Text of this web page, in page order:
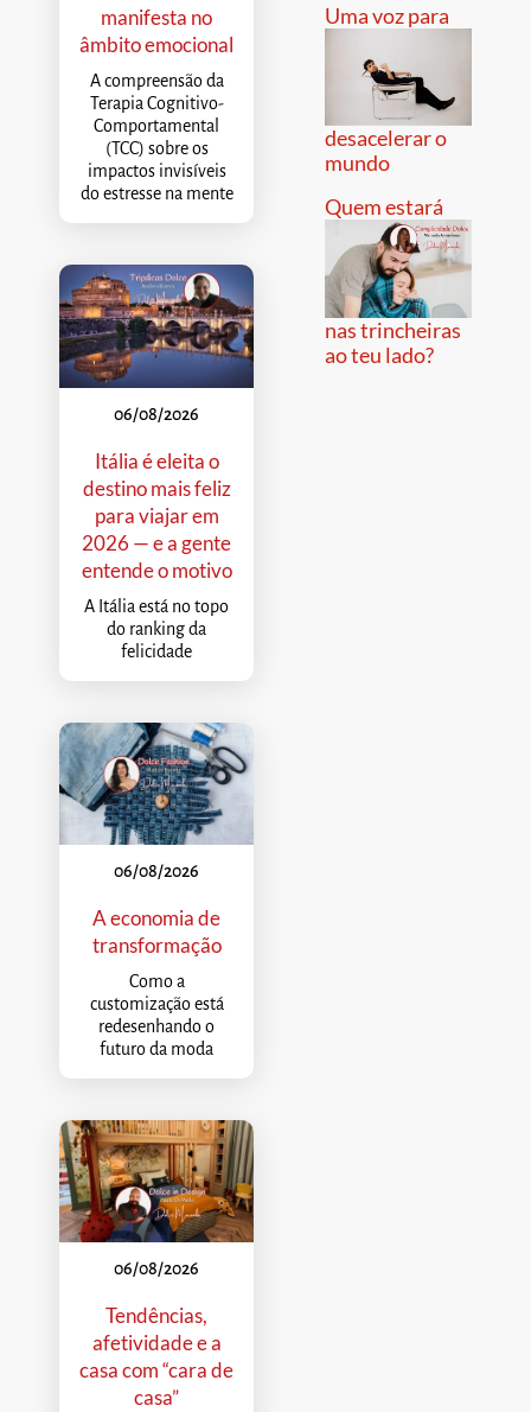
manifesta no
âmbito emocional
A compreensão da
Terapia Cognitivo-
Comportamental
(TCC) sobre os
impactos invisíveis
do estresse na mente
06/08/2026
Itália é eleita o
destino mais feliz
para viajar em
2026 — e a gente
entende o motivo
A Itália está no topo
do ranking da
felicidade
06/08/2026
A economia de
transformação
Como a
customização está
redesenhando o
futuro da moda
06/08/2026
Tendências,
afetividade e a
casa com “cara de
casa”
Uma voz para
desacelerar o
mundo
Quem estará
nas trincheiras
ao teu lado?